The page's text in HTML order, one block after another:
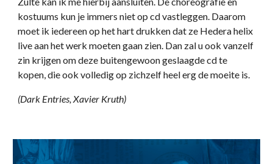
kostuums kun je immers niet op cd vastleggen. Daarom
moet ik iedereen op het hart drukken dat ze Hedera helix
live aan het werk moeten gaan zien. Dan zal u ook vanzelf
zin krijgen om deze buitengewoon geslaagde cd te
kopen, die ook volledig op zichzelf heel erg de moeite is.
(Dark Entries, Xavier Kruth)